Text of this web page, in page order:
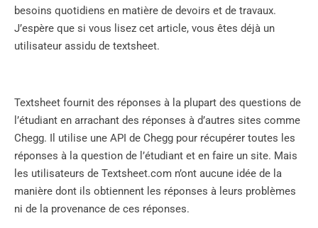
besoins quotidiens en matière de devoirs et de travaux.
J’espère que si vous lisez cet article, vous êtes déjà un
utilisateur assidu de textsheet.
Textsheet fournit des réponses à la plupart des questions de
l’étudiant en arrachant des réponses à d’autres sites comme
Chegg. Il utilise une API de Chegg pour récupérer toutes les
réponses à la question de l’étudiant et en faire un site. Mais
les utilisateurs de Textsheet.com n’ont aucune idée de la
manière dont ils obtiennent les réponses à leurs problèmes
ni de la provenance de ces réponses.